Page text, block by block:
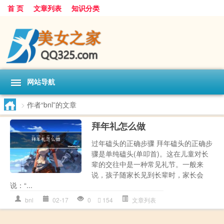
首 页 文章列表 知识分类
网站导航
> 作者“bnl”的文章
拜年礼怎么做
过年磕头的正确步骤 拜年磕头的正确步
骤是单纯磕头(单叩首)。这在儿童对长
辈的交往中是一种常见礼节。一般来
说，孩子随家长见到长辈时，家长会
说：“...
bnl 02-17 0 154 文章列表